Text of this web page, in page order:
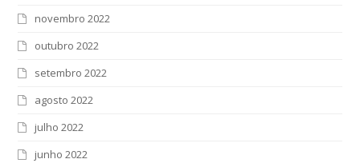
novembro 2022
outubro 2022
setembro 2022
agosto 2022
julho 2022
junho 2022